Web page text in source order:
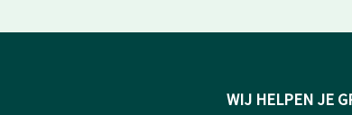
WIJ HELPEN JE